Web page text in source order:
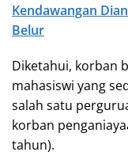
Kendawangan
Belur
Diketahui, korban
mahasiswi yang
salah satu
korban
tahun).